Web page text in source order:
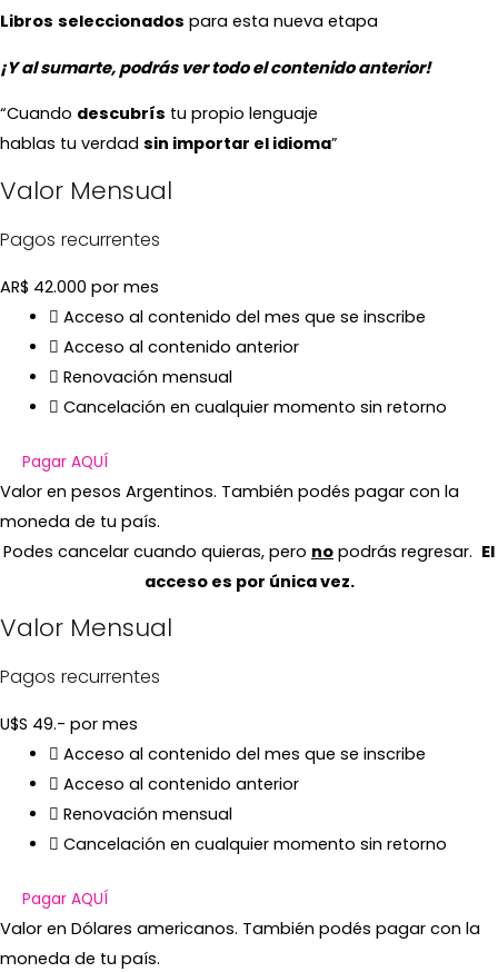
Libros seleccionados para esta nueva etapa
¡Y al sumarte, podrás ver todo el contenido anterior!
“Cuando descubrís tu propio lenguaje
hablas tu verdad sin importar el idioma”
Valor Mensual
Pagos recurrentes
AR$ 42.000 por mes
Acceso al contenido del mes que se inscribe
Acceso al contenido anterior
Renovación mensual
Cancelación en cualquier momento sin retorno
Pagar AQUÍ
Valor en pesos Argentinos. También podés pagar con la
moneda de tu país.
Podes cancelar cuando quieras, pero no podrás regresar. El
acceso es por única vez.
Valor Mensual
Pagos recurrentes
U$S 49.- por mes
Acceso al contenido del mes que se inscribe
Acceso al contenido anterior
Renovación mensual
Cancelación en cualquier momento sin retorno
Pagar AQUÍ
Valor en Dólares americanos. También podés pagar con la
moneda de tu país.